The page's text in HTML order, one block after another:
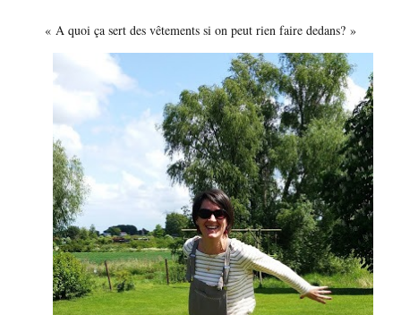
« A quoi ça sert des vêtements si on peut rien faire dedans? »